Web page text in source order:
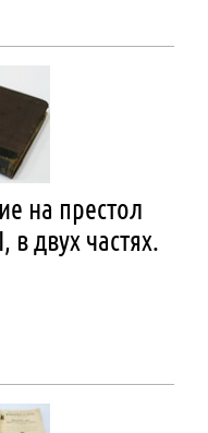
на престол
двух частях.